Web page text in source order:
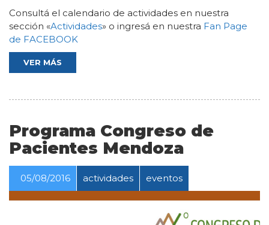
Consultá el calendario de actividades en nuestra
sección «Actividades» o ingresá en nuestra Fan Page
de FACEBOOK
VER MÁS
Programa Congreso de
Pacientes Mendoza
05/08/2016 actividades eventos